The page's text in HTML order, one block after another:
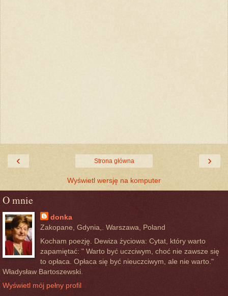
‹ ›
Strona główna
Wyświetl wersję na komputer
O mnie
donka
Zakopane, Gdynia,. Warszawa, Poland
Kocham poezję. Dewiza życiowa: Cytat, który warto
zapamiętać: " Warto być uczciwym, choć nie zawsze się
to opłaca. Opłaca się być nieuczciwym, ale nie warto."
Władysław Bartoszewski.
Wyświetl mój pełny profil